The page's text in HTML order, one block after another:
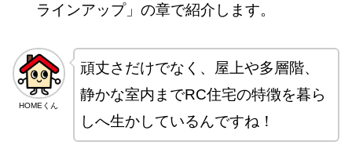
ラインアップ」の章で紹介します。
HOMEくん
頑丈さだけでなく、屋上や多層階、
静かな室内までRC住宅の特徴を暮ら
しへ生かしているんですね！